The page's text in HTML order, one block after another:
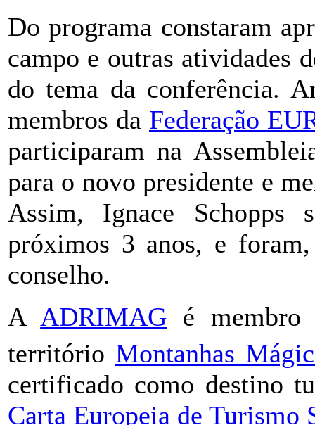
Do programa constaram
campo e outras atividades
do tema da conferência.
membros da Federação
participaram na
para o novo presidente e
Assim, Ignace Schopps
próximos 3 anos, e
conselho.
A ADRIMAG é
território Montanhas
certificado como destino
Carta Europeia de Turismo